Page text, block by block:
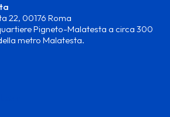
22, 00176 Roma
Pigneto-Malatesta a circa 300
metro Malatesta.